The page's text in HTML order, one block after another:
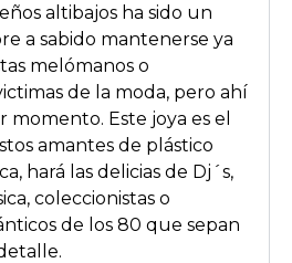
altibajos ha sido un
a sabido mantenerse ya
melómanos o
de la moda, pero ahí
momento. Este joya es el
amantes de plástico
hará las delicias de Dj´s,
coleccionistas o
de los 80 que sepan